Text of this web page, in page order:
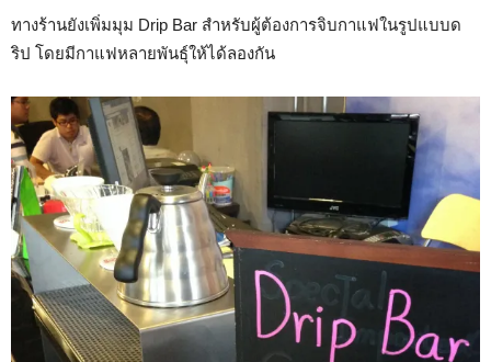
ทางร้านยังเพิ่มมุม Drip Bar สำหรับผู้ต้องการจิบกาแฟในรูปแบบด
ริป โดยมีกาแฟหลายพันธุ์ให้ได้ลองกัน